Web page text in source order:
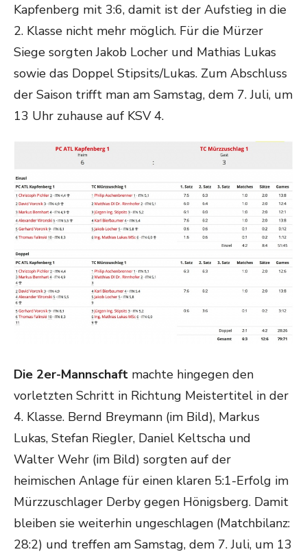
Kapfenberg mit 3:6, damit ist der Aufstieg in die
2. Klasse nicht mehr möglich. Für die Mürzer
Siege sorgten Jakob Locher und Mathias Lukas
sowie das Doppel Stipsits/Lukas. Zum Abschluss
der Saison trifft man am Samstag, dem 7. Juli, um
13 Uhr zuhause auf KSV 4.
Die 2er-Mannschaft machte hingegen den
vorletzten Schritt in Richtung Meistertitel in der
4. Klasse. Bernd Breymann (im Bild), Markus
Lukas, Stefan Riegler, Daniel Keltscha und
Walter Wehr (im Bild) sorgten auf der
heimischen Anlage für einen klaren 5:1-Erfolg im
Mürzzuschlager Derby gegen Hönigsberg. Damit
bleiben sie weiterhin ungeschlagen (Matchbilanz:
28:2) und treffen am Samstag, dem 7. Juli, um 13